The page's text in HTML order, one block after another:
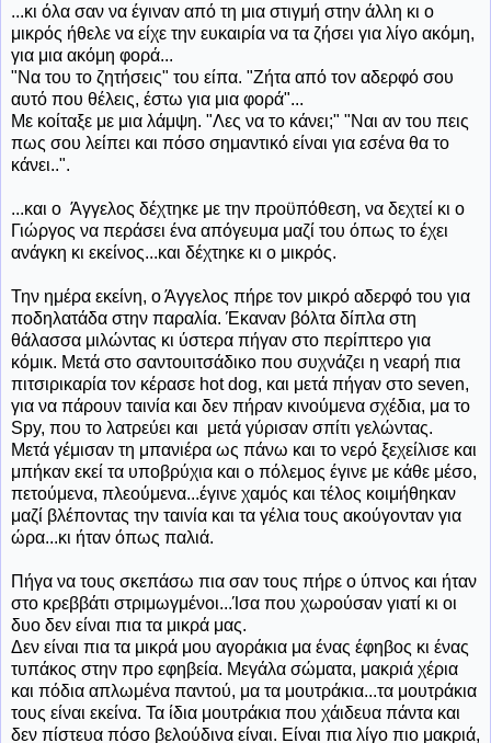
...κι όλα σαν να έγιναν από τη μια στιγμή στην άλλη κι ο
μικρός ήθελε να είχε την ευκαιρία να τα ζήσει για λίγο ακόμη,
για μια ακόμη φορά...
"Να του το ζητήσεις" του είπα. "Ζήτα από τον αδερφό σου
αυτό που θέλεις, έστω για μια φορά"...
Με κοίταξε με μια λάμψη. "Λες να το κάνει;" "Ναι αν του πεις
πως σου λείπει και πόσο σημαντικό είναι για εσένα θα το
κάνει..".
...και ο Άγγελος δέχτηκε με την προϋπόθεση, να δεχτεί κι ο
Γιώργος να περάσει ένα απόγευμα μαζί του όπως το έχει
ανάγκη κι εκείνος...και δέχτηκε κι ο μικρός.
Την ημέρα εκείνη, ο Άγγελος πήρε τον μικρό αδερφό του για
ποδηλατάδα στην παραλία. Έκαναν βόλτα δίπλα στη
θάλασσα μιλώντας κι ύστερα πήγαν στο περίπτερο για
κόμικ. Μετά στο σαντουιτσάδικο που συχνάζει η νεαρή πια
πιτσιρικαρία τον κέρασε hot dog, και μετά πήγαν στο seven,
για να πάρουν ταινία και δεν πήραν κινούμενα σχέδια, μα το
Spy, που το λατρεύει και μετά γύρισαν σπίτι γελώντας.
Μετά γέμισαν τη μπανιέρα ως πάνω και το νερό ξεχείλισε και
μπήκαν εκεί τα υποβρύχια και ο πόλεμος έγινε με κάθε μέσο,
πετούμενα, πλεούμενα...έγινε χαμός και τέλος κοιμήθηκαν
μαζί βλέποντας την ταινία και τα γέλια τους ακούγονταν για
ώρα...κι ήταν όπως παλιά.
Πήγα να τους σκεπάσω πια σαν τους πήρε ο ύπνος και ήταν
στο κρεββάτι στριμωγμένοι...Ίσα που χωρούσαν γιατί κι οι
δυο δεν είναι πια τα μικρά μας.
Δεν είναι πια τα μικρά μου αγοράκια μα ένας έφηβος κι ένας
τυπάκος στην προ εφηβεία. Μεγάλα σώματα, μακριά χέρια
και πόδια απλωμένα παντού, μα τα μουτράκια...τα μουτράκια
τους είναι εκείνα. Τα ίδια μουτράκια που χάιδευα πάντα και
δεν πίστευα πόσο βελούδινα είναι. Είναι πια λίγο πιο μακριά,